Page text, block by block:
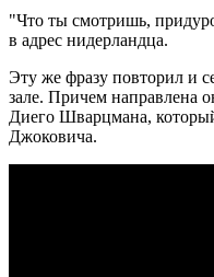
"Что ты смотришь,
в адрес нидерландца.
Эту же фразу повторил и
зале. Причем направлена
Диего Шварцмана,
Джоковича.